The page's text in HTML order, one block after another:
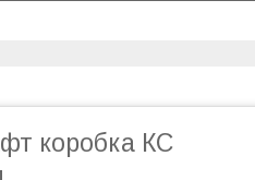
коробка КС